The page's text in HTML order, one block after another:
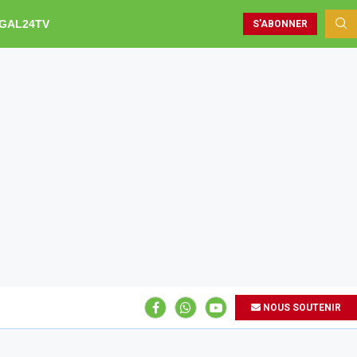
S'ABONNER
NOUS SOUTENIR